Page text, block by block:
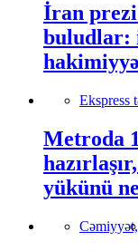
İran
buludlar:
Ekspress
Metroda
yükünü
Cəmiyyət,